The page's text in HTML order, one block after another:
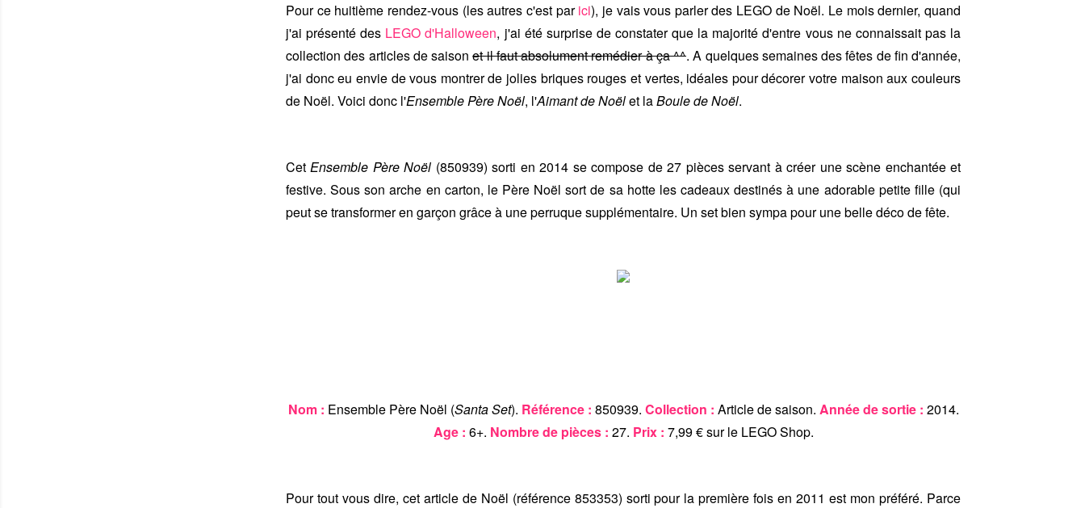
Pour ce huitième rendez-vous (les autres c'est parici), je vais vous parler des LEGO de Noël. Le mois dernier, quand
j'ai présenté des LEGO d'Halloween, j'ai été surprise de constater que la majorité d'entre vous ne connaissait pas la
collection des articles de saisonet il faut absolument remédier à ça ^^. A quelques semaines des fêtes de fin d'année,
j'ai donc eu envie de vous montrer de jolies briques rouges et vertes, idéales pour décorer votre maison aux couleurs
de Noël. Voici donc l'Ensemble Père Noël, l'Aimant de Noëlet laBoule de Noël.
CetEnsemble Père Noël (850939) sorti en 2014 se compose de 27 pièces servant à créer une scène enchantée et
festive. Sous son arche en carton, le Père Noël sort de sa hotte les cadeaux destinés à une adorable petite fille (qui
peut se transformer en garçon grâce à une perruque supplémentaire. Un set bien sympa pour une belle déco de fête.
Nom : Ensemble Père Noël (Santa Set). Référence : 850939. Collection : Article de saison. Année de sortie : 2014.
Age : 6+. Nombre de pièces : 27. Prix : 7,99 € sur le LEGO Shop.
Pour tout vous dire, cet article de Noël (référence 853353) sorti pour la première fois en 2011 est mon préféré. Parce